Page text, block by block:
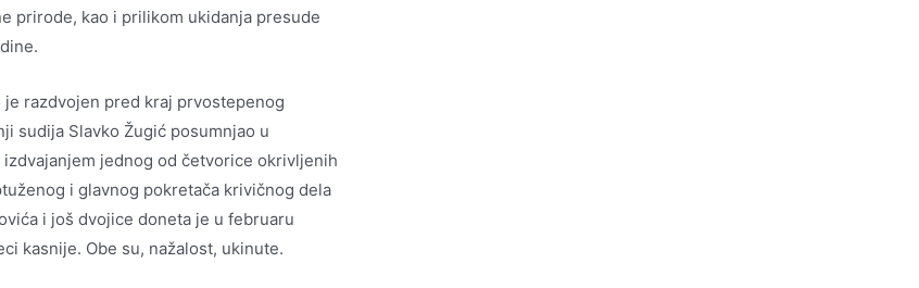
prirode, kao i prilikom ukidanja presude
razdvojen pred kraj prvostepenog
sudija Slavko Žugić posumnjao u
jednog od četvorice okrivljenih
i glavnog pokretača krivičnog dela
i još dvojice doneta je u februaru
kasnije. Obe su, nažalost, ukinute.